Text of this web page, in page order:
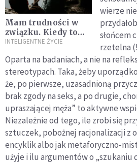
Mam trudności w
związku. Kiedy to
znak, żeby się
INTELIGENTNE ŻYCIE
wierze
słońcem
rzetelna
Oparta na badaniach, a nie na
stereotypach. Taka, żeby
że, po pierwsze, uzasadnioną
brak zgody na seks, a po drugie,
upraszającej męża” to aktywne
Niezależnie od tego, ile zrobi się
sztuczek, pobożnej racjonalizacji z
encyklik albo jak metaforyczno-
użyje i ilu argumentów o „szukaniu